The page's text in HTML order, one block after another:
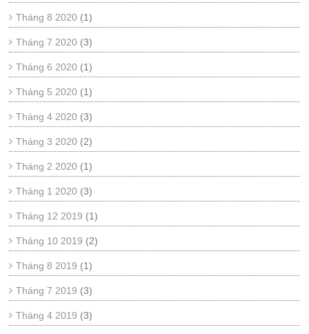
Tháng 8 2020 (1)
Tháng 7 2020 (3)
Tháng 6 2020 (1)
Tháng 5 2020 (1)
Tháng 4 2020 (3)
Tháng 3 2020 (2)
Tháng 2 2020 (1)
Tháng 1 2020 (3)
Tháng 12 2019 (1)
Tháng 10 2019 (2)
Tháng 8 2019 (1)
Tháng 7 2019 (3)
Tháng 4 2019 (3)